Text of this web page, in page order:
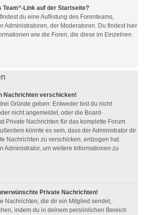
Team“-Link auf der Startseite?
du eine Auflistung des Forenteams,
Administratoren, der Moderatoren. Du findest hier
wie die Foren, die diese im Einzelnen
Nachrichten verschicken!
Gründe geben: Entweder bist du nicht
nicht angemeldet, oder die Board-
Private Nachrichten für das komplette Forum
könnte es sein, dass der Administrator dir
Nachrichten zu verschicken, entzogen hat.
Administrator, um weitere Informationen zu
Private Nachrichten!
Nachrichten, die dir ein Mitglied sendet,
indem du in deinem persönlichen Bereich